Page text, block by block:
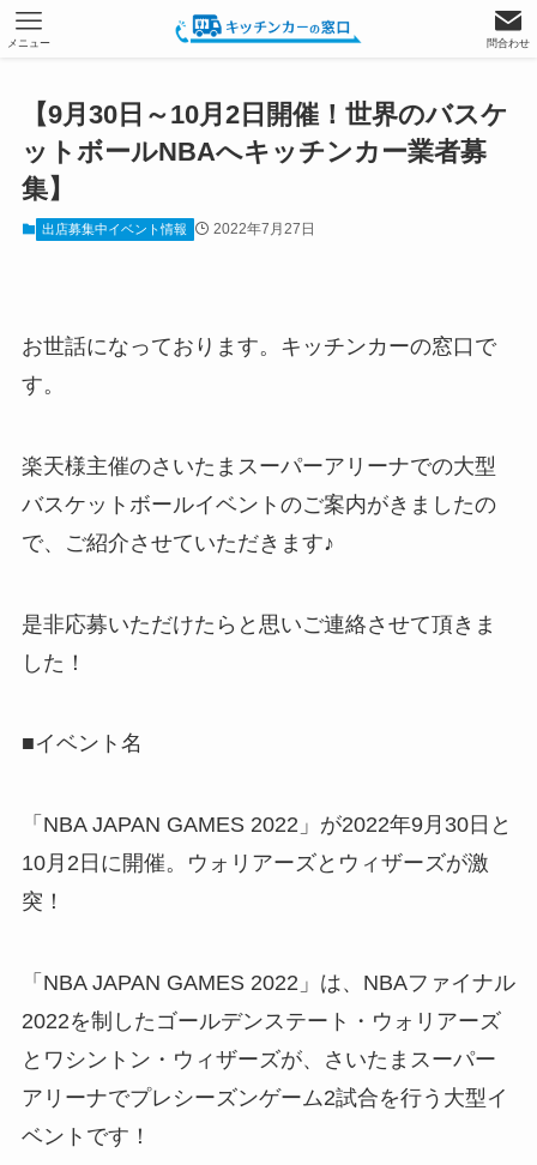
問合わせ
メニュー
【9月30日～10月2日開催！世界のバスケ
ットボールNBAへキッチンカー業者募
集】
出店募集中イベント情報 2022年7月27日
お世話になっております。キッチンカーの窓口で
す。
楽天様主催のさいたまスーパーアリーナでの大型
バスケットボールイベントのご案内がきましたの
で、ご紹介させていただきます♪
是非応募いただけたらと思いご連絡させて頂きま
した！
■イベント名
「NBA JAPAN GAMES 2022」が2022年9月30日と
10月2日に開催。ウォリアーズとウィザーズが激
突！
「NBA JAPAN GAMES 2022」は、NBAファイナル
2022を制したゴールデンステート・ウォリアーズ
とワシントン・ウィザーズが、さいたまスーパー
アリーナでプレシーズンゲーム2試合を行う大型イ
ベントです！